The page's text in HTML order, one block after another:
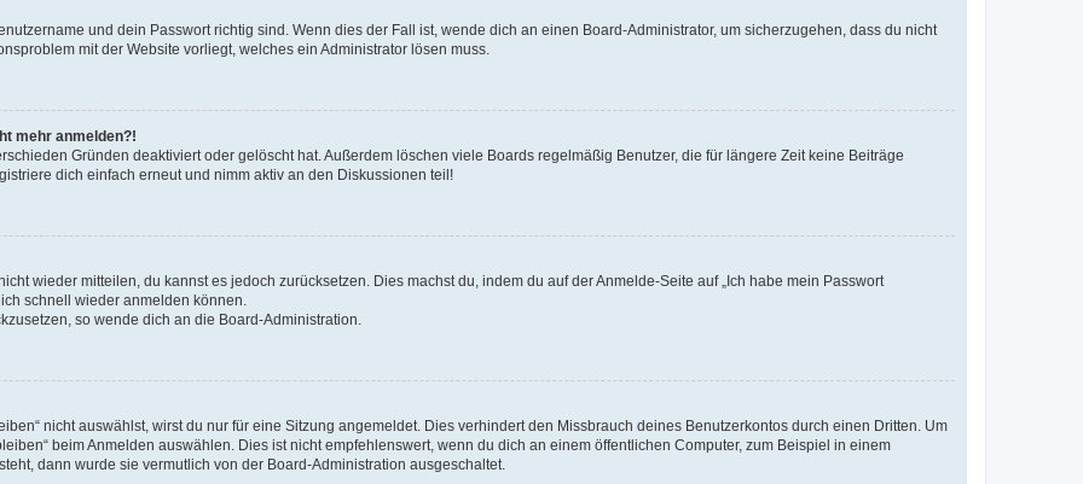
und dein Passwort richtig sind. Wenn dies der Fall ist, wende dich an einen Board-Administrator, um sicherzugehen, dass du nicht
mit der Website vorliegt, welches ein Administrator lösen muss.
mehr anmelden?!
Gründen deaktiviert oder gelöscht hat. Außerdem löschen viele Boards regelmäßig Benutzer, die für längere Zeit keine Beiträge
dich einfach erneut und nimm aktiv an den Diskussionen teil!
wieder mitteilen, du kannst es jedoch zurücksetzen. Dies machst du, indem du auf der Anmelde-Seite auf „Ich habe mein Passwort
schnell wieder anmelden können.
so wende dich an die Board-Administration.
nicht auswählst, wirst du nur für eine Sitzung angemeldet. Dies verhindert den Missbrauch deines Benutzerkontos durch einen Dritten. Um
beim Anmelden auswählen. Dies ist nicht empfehlenswert, wenn du dich an einem öffentlichen Computer, zum Beispiel in einem
dann wurde sie vermutlich von der Board-Administration ausgeschaltet.